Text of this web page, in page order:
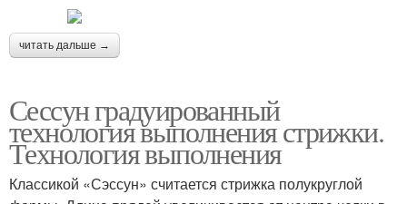
читать дальше →
Сессун градуированный
технология выполнения стрижки.
Технология выполнения
Классикой «Сэссун» считается стрижка полукруглой